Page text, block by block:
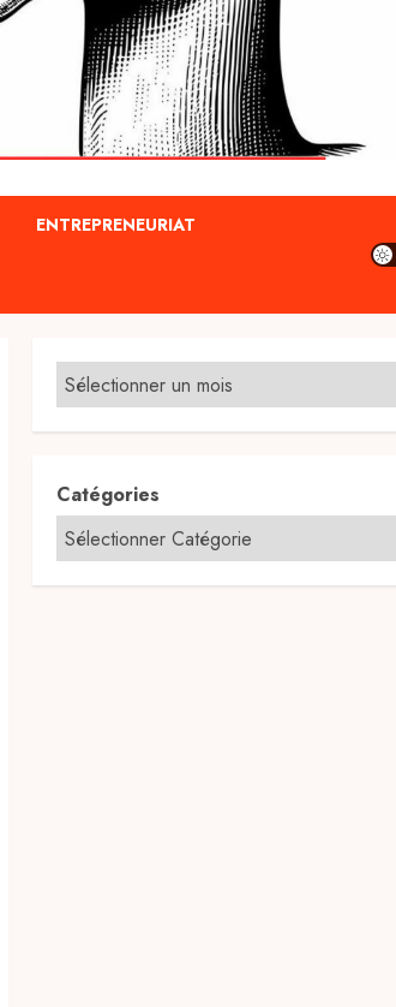
ENTREPRENEURIAT
Catégories